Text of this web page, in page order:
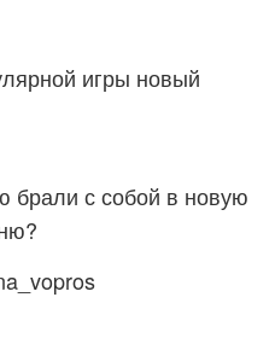
игры новый
брали с собой в новую